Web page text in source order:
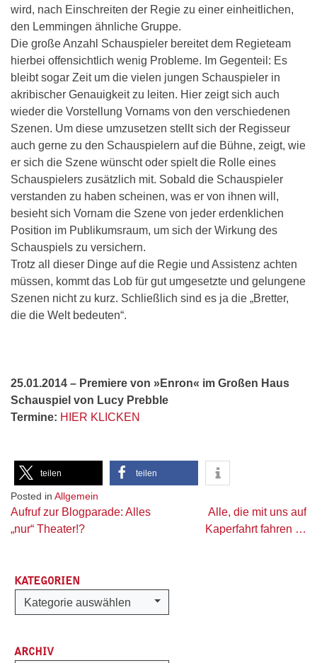
wird, nach Einschreiten der Regie zu einer einheitlichen,
den Lemmingen ähnliche Gruppe.
Die große Anzahl Schauspieler bereitet dem Regieteam
hierbei offensichtlich wenig Probleme. Im Gegenteil: Es
bleibt sogar Zeit um die vielen jungen Schauspieler in
akribischer Genauigkeit zu leiten. Hier zeigt sich auch
wieder die Vorstellung Vornams von den verschiedenen
Szenen. Um diese umzusetzen stellt sich der Regisseur
auch gerne zu den Schauspielern auf die Bühne, zeigt, wie
er sich die Szene wünscht oder spielt die Rolle eines
Schauspielers zusätzlich mit. Sobald die Schauspieler
verstanden zu haben scheinen, was er von ihnen will,
besieht sich Vornam die Szene von jeder erdenklichen
Position im Publikumsraum, um sich der Wirkung des
Schauspiels zu versichern.
Trotz all dieser Dinge auf die Regie und Assistenz achten
müssen, kommt das Lob für gut umgesetzte und gelungene
Szenen nicht zu kurz. Schließlich sind es ja die „Bretter,
die die Welt bedeuten“.
25.01.2014 – Premiere von »Enron« im Großen Haus
Schauspiel von Lucy Prebble
Termine: HIER KLICKEN
teilen teilen
Posted in Allgemein
Beitragsnavigation
Aufruf zur Blogparade: Alles
„nur“ Theater!?
Alle, die mit uns auf
Kaperfahrt fahren …
KATEGORIEN
Kategorien
Kategorie auswählen
ARCHIV